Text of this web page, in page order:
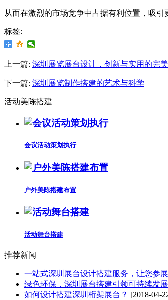
从而在激烈的市场竞争中占据有利位置，吸引
标签:
上一篇: 深圳展览展台设计，创新与实用的完
下一篇: 深圳展览制作搭建的艺术与科学
活动美陈搭建
会议活动策划执行
户外美陈搭建布置
活动舞台搭建
推荐新闻
一站式深圳展台设计搭建服务，让您参
绿色环保，深圳展台搭建引领可持续发
如何设计搭建深圳桁架展台？ [2018-04-